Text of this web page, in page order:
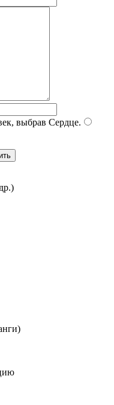
выбрав Сердце.